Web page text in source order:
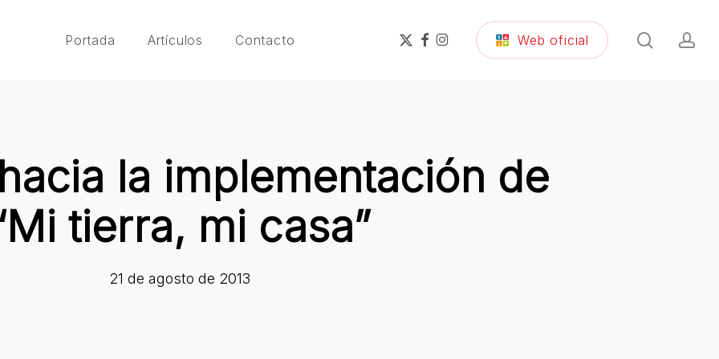
Portada Artículos Contacto
x-
twitter
facebook
instagram Web oficial search
la implementación de
tierra, mi casa”
21 de agosto de 2013